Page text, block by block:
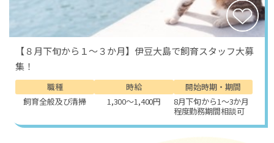
【８月下旬から１～３か月】伊豆大島で飼育スタッフ大募
集！
職種
飼育全般及び清掃
時給
1,300～1,400円
開始時期・期間
8月下旬から1～3か月
程度勤務期間相談可